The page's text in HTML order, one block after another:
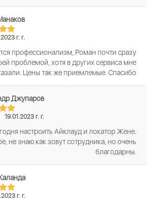
г. г.
профессионализм, Роман почти сразу
проблемой, хотя в других сервиса мне
Цены так же приемлемые. Спасибо
Джупаров
19.01.2023 г. г.
настроить Айклауд и локатор Жене.
не знаю как зовут сотрудника, но очень
благодарны.
г. г.